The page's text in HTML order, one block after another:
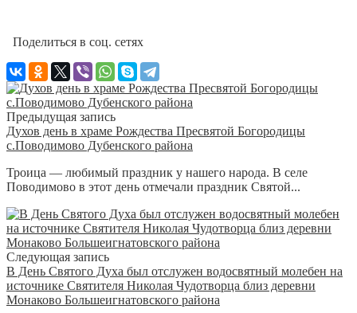
Поделиться в соц. сетях
Предыдущая запись
Духов день в храме Рождества Пресвятой Богородицы
с.Поводимово Дубенского района
Троица — любимый праздник у нашего народа. В селе
Поводимово в этот день отмечали праздник Святой...
Следующая запись
В День Святого Духа был отслужен водосвятный молебен на
источнике Святителя Николая Чудотворца близ деревни
Монаково Большеигнатовского района